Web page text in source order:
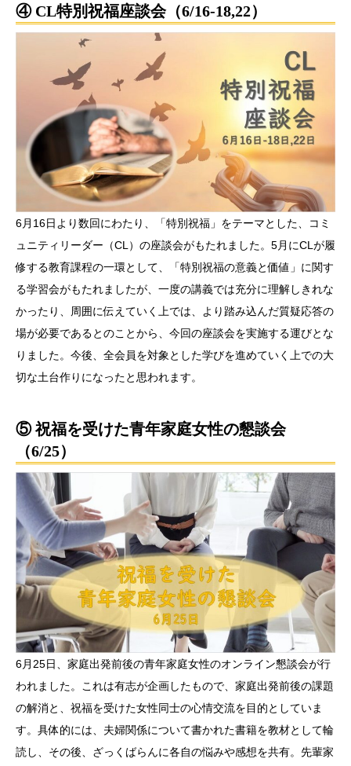
④ CL特別祝福座談会（6/16-18,22）
6月16日より数回にわたり、「特別祝福」をテーマとした、コミ
ュニティリーダー（CL）の座談会がもたれました。5月にCLが履
修する教育課程の一環として、「特別祝福の意義と価値」に関す
る学習会がもたれましたが、一度の講義では充分に理解しきれな
かったり、周囲に伝えていく上では、より踏み込んだ質疑応答の
場が必要であるとのことから、今回の座談会を実施する運びとな
りました。今後、全会員を対象とした学びを進めていく上での大
切な土台作りになったと思われます。
⑤ 祝福を受けた青年家庭女性の懇談会
（6/25）
6月25日、家庭出発前後の青年家庭女性のオンライン懇談会が行
われました。これは有志が企画したもので、家庭出発前後の課題
の解消と、祝福を受けた女性同士の心情交流を目的としていま
す。具体的には、夫婦関係について書かれた書籍を教材として輪
読し、その後、ざっくばらんに各自の悩みや感想を共有。先輩家